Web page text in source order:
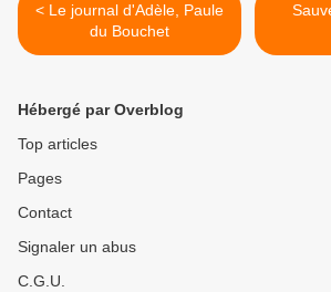
< Le journal d'Adèle, Paule
du Bouchet
Hébergé par Overblog
Top articles
Pages
Contact
Signaler un abus
C.G.U.